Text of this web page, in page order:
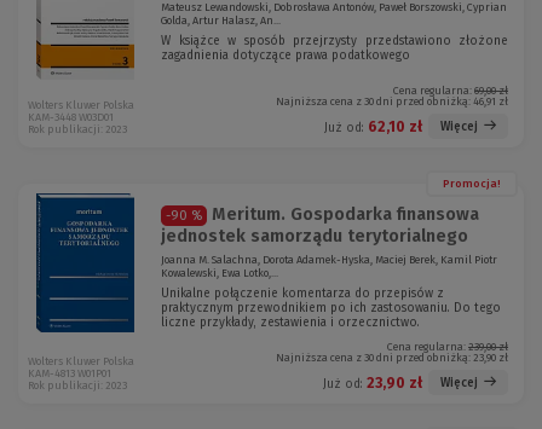
Mateusz Lewandowski, Dobrosława Antonów, Paweł Borszowski, Cyprian
Golda, Artur Halasz, An...
W książce w sposób przejrzysty przedstawiono złożone
zagadnienia dotyczące prawa podatkowego
Cena regularna: 69,00 zł
Najniższa cena z 30 dni przed obniżką: 46,91 zł
Już od: 62,10 zł Więcej
Wolters Kluwer Polska
KAM-3448 W03D01
Rok publikacji: 2023
Promocja!
-90 %
Meritum. Gospodarka finansowa
jednostek samorządu terytorialnego
Joanna M. Salachna, Dorota Adamek-Hyska, Maciej Berek, Kamil Piotr
Kowalewski, Ewa Lotko,...
Unikalne połączenie komentarza do przepisów z
praktycznym przewodnikiem po ich zastosowaniu. Do tego
liczne przykłady, zestawienia i orzecznictwo.
Cena regularna: 239,00 zł
Najniższa cena z 30 dni przed obniżką: 23,90 zł
Już od: 23,90 zł Więcej
Wolters Kluwer Polska
KAM-4813 W01P01
Rok publikacji: 2023